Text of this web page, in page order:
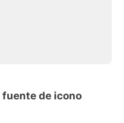
de icono